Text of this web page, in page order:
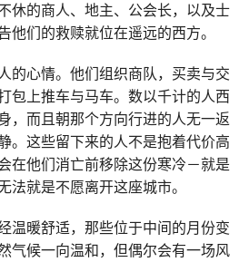
休的商人、地主、公会长，以及士
他们的救赎就位在遥远的西方。
的心情。他们组织商队，买卖与交
包上推车与马车。数以千计的人西
，而且朝那个方向行进的人无一返
。这些留下来的人不是抱着代价高
在他们消亡前移除这份寒冷－就是
法就是不愿离开这座城市。
温暖舒适，那些位于中间的月份变
气候一向温和，但偶尔会有一场风